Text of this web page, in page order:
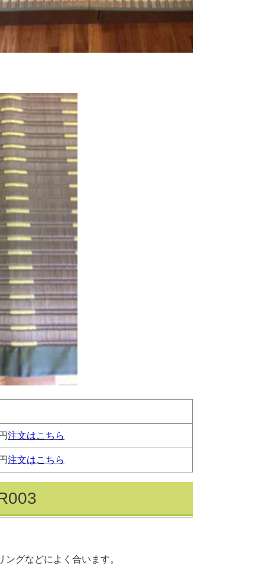
注文はこちら
注文はこちら
グなどによく合います。